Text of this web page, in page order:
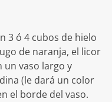
3 ó 4 cubos de hielo
de naranja, el licor
un vaso largo y
(le dará un color
el borde del vaso.